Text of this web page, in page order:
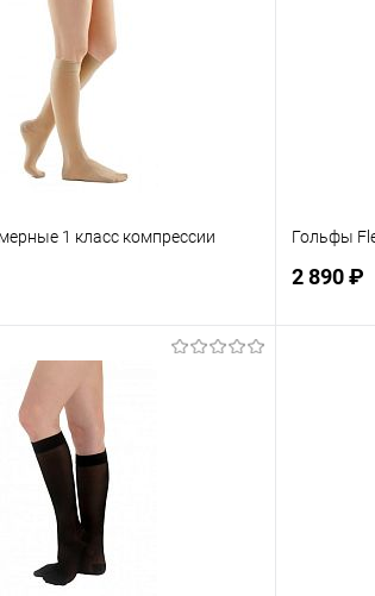
1 класс компрессии
Подписаться
Гольфы
2 890 ₽